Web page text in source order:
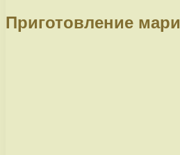
Приготовление